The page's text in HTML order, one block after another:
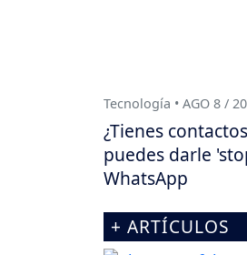
Tecnología • AGO 8 /
¿Tienes
puedes darle
WhatsApp
+ ARTÍCULOS